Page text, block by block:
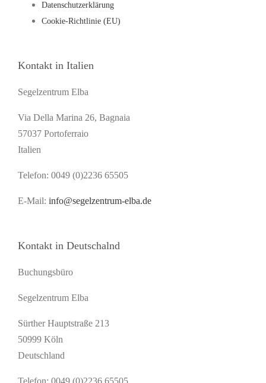
Datenschutzerklärung
Cookie-Richtlinie (EU)
Kontakt in Italien
Segelzentrum Elba
Via Della Marina 26, Bagnaia
57037 Portoferraio
Italien
Telefon: 0049 (0)2236 65505
E-Mail: info@segelzentrum-elba.de
Kontakt in Deutschalnd
Buchungsbüro
Segelzentrum Elba
Sürther Hauptstraße 213
50999 Köln
Deutschland